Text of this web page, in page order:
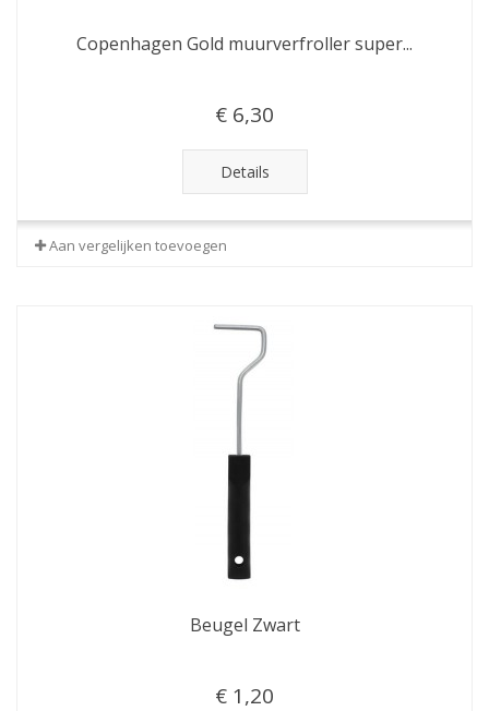
Copenhagen Gold muurverfroller super...
€ 6,30
Details
Aan vergelijken toevoegen
Beugel Zwart
€ 1,20